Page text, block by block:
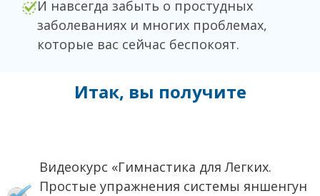
И навсегда забыть о простудных
заболеваниях и многих проблемах,
которые вас сейчас беспокоят.
Итак, вы получите
Видеокурс «Гимнастика для Легких.
Простые упражнения системы яншенгун